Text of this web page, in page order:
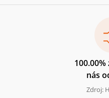
nás
Zdroj: